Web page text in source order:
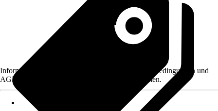
Informationen des Verkäufers, wie z. B. Rückgabebedingungen und
AGB, finden Sie bei Klick auf den Verkäufernamen.